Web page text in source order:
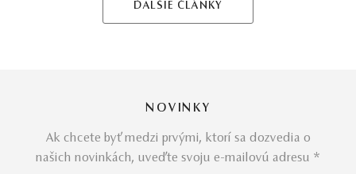
ĎALŠIE ČLÁNKY
NOVINKY
Ak chcete byť medzi prvými, ktorí sa dozvedia o
našich novinkách, uveďte svoju e-mailovú adresu *